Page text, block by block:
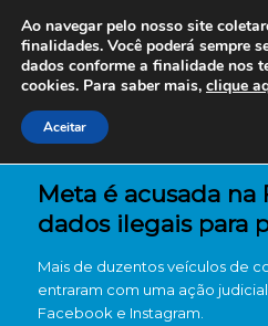
Meta é acusada na
dados ilegais para
Mais de duzentos veículos de
entraram com uma ação
Facebook e Instagram.
Ao navegar pelo nosso site
finalidades. Você poderá sempre
dados conforme a finalidade nos
cookies. Para saber mais, clique
Aceitar